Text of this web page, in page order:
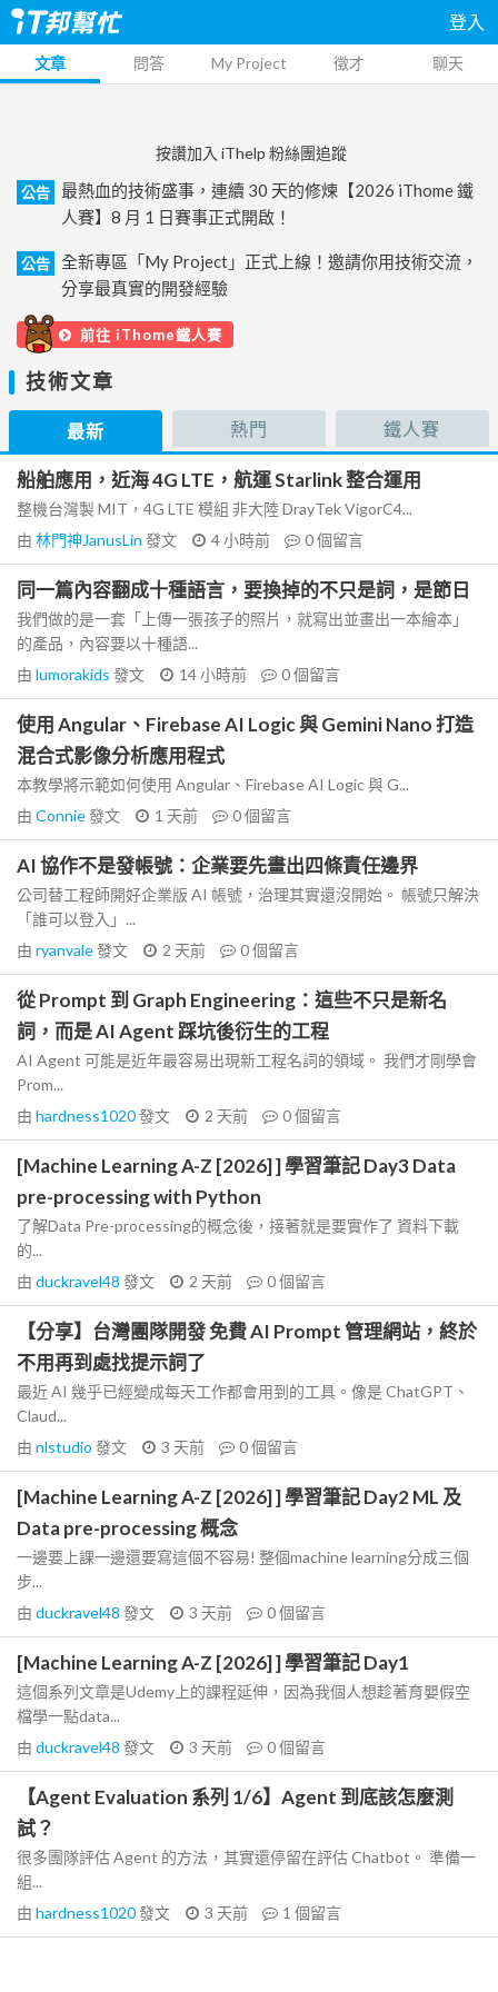
登入
文章 問答 My Project 徵才 聊天
按讚加入 iThelp 粉絲團追蹤
公告
最熱血的技術盛事，連續 30 天的修煉【2026 iThome 鐵
人賽】8 月 1 日賽事正式開啟！
公告
全新專區「My Project」正式上線！邀請你用技術交流，
分享最真實的開發經驗
前往 iThome鐵人賽
技術文章
最新 熱門 鐵人賽
船舶應用，近海 4G LTE，航運 Starlink 整合運用
整機台灣製 MIT，4G LTE 模組 非大陸 DrayTek VigorC4...
由 林門神JanusLin 發文 4 小時前 0個留言
同一篇內容翻成十種語言，要換掉的不只是詞，是節日
我們做的是一套「上傳一張孩子的照片，就寫出並畫出一本繪本」
的產品，內容要以十種語...
由 lumorakids 發文 14 小時前 0個留言
使用 Angular、Firebase AI Logic 與 Gemini Nano 打造
混合式影像分析應用程式
本教學將示範如何使用 Angular、Firebase AI Logic 與 G...
由 Connie發文 1 天前 0個留言
AI 協作不是發帳號：企業要先畫出四條責任邊界
公司替工程師開好企業版 AI 帳號，治理其實還沒開始。 帳號只解決
「誰可以登入」...
由 ryanvale發文 2 天前 0個留言
從 Prompt 到 Graph Engineering：這些不只是新名
詞，而是 AI Agent 踩坑後衍生的工程
AI Agent 可能是近年最容易出現新工程名詞的領域。 我們才剛學會
Prom...
由 hardness1020發文 2 天前 0個留言
[Machine Learning A-Z [2026] ] 學習筆記 Day3 Data
pre-processing with Python
了解Data Pre-processing的概念後，接著就是要實作了 資料下載
的...
由 duckravel48 發文 2 天前 0個留言
【分享】台灣團隊開發 免費 AI Prompt 管理網站，終於
不用再到處找提示詞了
最近 AI 幾乎已經變成每天工作都會用到的工具。像是 ChatGPT、
Claud...
由 nlstudio 發文 3 天前 0個留言
[Machine Learning A-Z [2026] ] 學習筆記 Day2 ML 及
Data pre-processing 概念
一邊要上課一邊還要寫這個不容易! 整個machine learning分成三個
步...
由 duckravel48 發文 3 天前 0個留言
[Machine Learning A-Z [2026] ] 學習筆記 Day1
這個系列文章是Udemy上的課程延伸，因為我個人想趁著育嬰假空
檔學一點data...
由 duckravel48 發文 3 天前 0個留言
【Agent Evaluation 系列 1/6】Agent 到底該怎麼測
試？
很多團隊評估 Agent 的方法，其實還停留在評估 Chatbot。 準備一
組...
由 hardness1020發文 3 天前 1 個留言